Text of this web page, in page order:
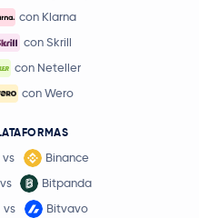
con Klarna
con Skrill
con Neteller
con Wero
vs
Binance
vs
Bitpanda
vs Bitvavo